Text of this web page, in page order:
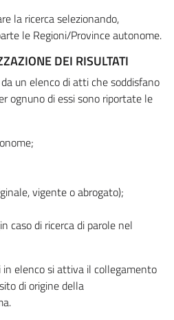
la ricerca selezionando,
le Regioni/Province autonome.
DEI RISULTATI
un elenco di atti che soddisfano
ognuno di essi sono riportate le
vigente o abrogato);
caso di ricerca di parole nel
elenco si attiva il collegamento
di origine della